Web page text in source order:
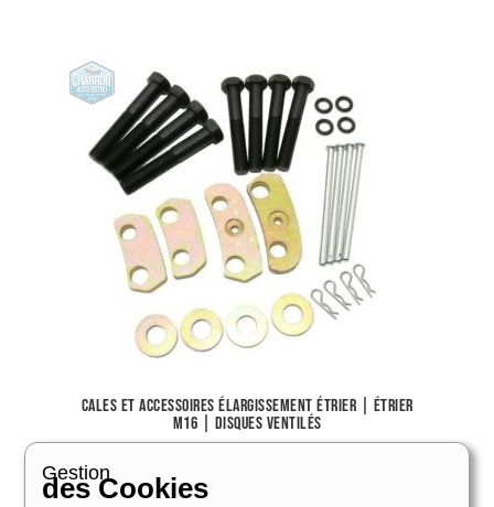
Cales et accessoires élargissement étrier | Étrier
M16 | Disques ventilés
44,00€
Voir le produit
Gestion
des Cookies